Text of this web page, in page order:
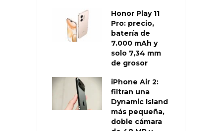
Honor Play 11
Pro: precio,
batería de
7.000 mAh y
solo 7,34 mm
de grosor
iPhone Air 2:
filtran una
Dynamic Island
más pequeña,
doble cámara